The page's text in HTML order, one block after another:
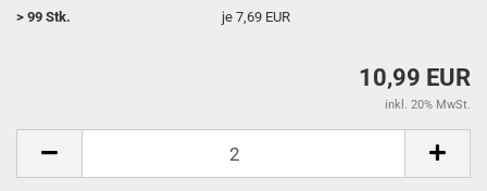
> 99 Stk.
je 7,69 EUR
10,99 EUR
inkl. 20% MwSt.